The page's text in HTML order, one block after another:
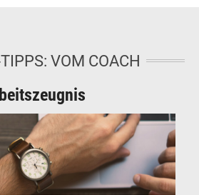
TIPPS: VOM COACH